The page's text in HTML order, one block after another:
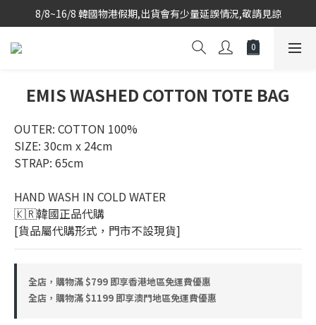
韓國當地代購團隊,每星期韓國直送香港
8/8~16/8 韓國物港假期,出貨會有少量延誤情況,敬請見諒
韓國當地代購團隊,每星期韓國直送香港
EMIS WASHED COTTON TOTE BAG
OUTER: COTTON 100%
SIZE: 30cm x 24cm
STRAP: 65cm
HAND WASH IN COLD WATER
🇰🇷韓國正品代購
[貨品屬代購形式，門市不設現貨]
全店，購物滿 $799 即享香港地區免運費優惠
全店，購物滿 $1199 即享澳門地區免運費優惠